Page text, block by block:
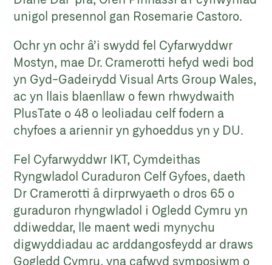
unigol presennol gan Rosemarie Castoro.
Ochr yn ochr â’i swydd fel Cyfarwyddwr
Mostyn, mae Dr. Cramerotti hefyd wedi bod
yn Gyd-Gadeirydd Visual Arts Group Wales,
ac yn llais blaenllaw o fewn rhwydwaith
PlusTate o 48 o leoliadau celf fodern a
chyfoes a ariennir yn gyhoeddus yn y DU.
Fel Cyfarwyddwr IKT, Cymdeithas
Ryngwladol Curaduron Celf Gyfoes, daeth
Dr Cramerotti â dirprwyaeth o dros 65 o
guraduron rhyngwladol i Ogledd Cymru yn
ddiweddar, lle maent wedi mynychu
digwyddiadau ac arddangosfeydd ar draws
Gogledd Cymru, yna cafwyd symposiwm o